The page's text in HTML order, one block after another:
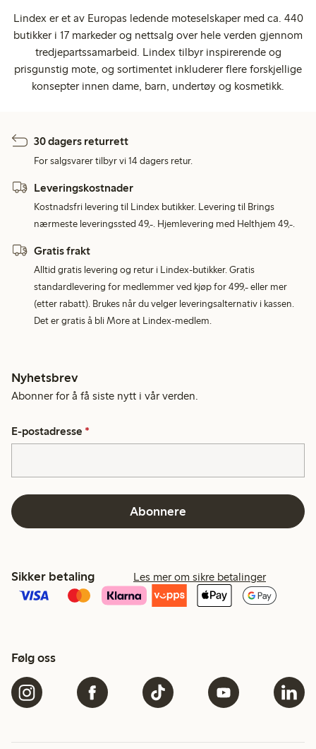
Lindex er et av Europas ledende moteselskaper med ca. 440
butikker i 17 markeder og nettsalg over hele verden gjennom
tredjepartssamarbeid. Lindex tilbyr inspirerende og
prisgunstig mote, og sortimentet inkluderer flere forskjellige
konsepter innen dame, barn, undertøy og kosmetikk.
30 dagers returrett
For salgsvarer tilbyr vi 14 dagers retur.
Leveringskostnader
Kostnadsfri levering til Lindex butikker. Levering til Brings
nærmeste leveringssted 49,-. Hjemlevering med Helthjem 49,-.
Gratis frakt
Alltid gratis levering og retur i Lindex-butikker. Gratis
standardlevering for medlemmer ved kjøp for 499,- eller mer
(etter rabatt). Brukes når du velger leveringsalternativ i kassen.
Det er gratis å bli More at Lindex-medlem.
Nyhetsbrev
Abonner for å få siste nytt i vår verden.
E-postadresse *
Abonnere
Sikker betaling Les mer om sikre betalinger
Følg oss